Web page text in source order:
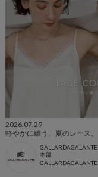
2026.07.29
軽やかに纏う、夏のレース。
GALLARDAGALANTE
本部
GALLARDAGALANTE